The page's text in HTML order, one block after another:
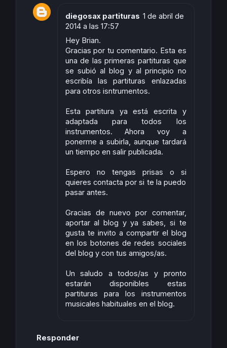
diegosax partituras 1 de abril de
2014 a las 17:57
Hey Brian.
Gracias por tu comentario. Esta es
una de las primeras partituras que
se subió al blog y al principio no
escribía las partituras enlazadas
para otros isntrumentos.
Esta partitura ya está escrita y
adaptada para todos los
instrumentos. Ahora voy a
ponerme a subirla, aunque tardará
un tiempo en salir publicada.
Espero no tengas prisas o si
quieres contacta por si te la puedo
pasar antes.
Gracias de nuevo por comentar,
aportar al blog y ya sabes, si te
gusta te invito a compartir el blog
en los botones de redes sociales
del blog y con tus amigos/as.
Un saludo a todos/as y pronto
estarán disponibles estas
partituras para los instrumentos
musicales habituales en el blog.
Responder